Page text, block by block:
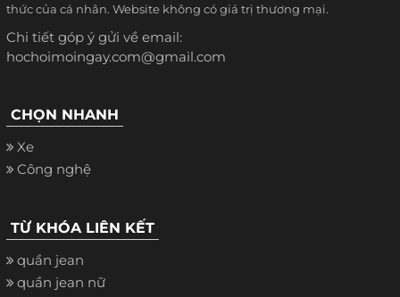
thức của cá nhân. Website không có giá trị thương mại.
Chi tiết góp ý gửi về email:
hochoimoingay.com@gmail.com
CHỌN NHANH
Xe
Công nghệ
TỪ KHÓA LIÊN KẾT
quần jean
quần jean nữ